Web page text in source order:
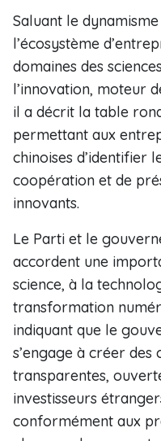
Saluant le
l’écosystème
domaines des
l’innovation, moteur
il a décrit la table
permettant aux
chinoises d’identifier
coopération et de
innovants.
Le Parti et le
accordent une
science, à la
transformation
indiquant que le
s’engage à créer
transparentes,
investisseurs
conformément aux